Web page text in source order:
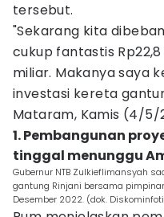
tersebut.
"Sekarang kita
cukup fantastis
miliar. Makanya saya
investasi kereta
Mataram, Kamis (4/5/
1. Pembangunan
tinggal menunggu
Gubernur NTB Zulkieflimansyah
gantung Rinjani bersama pimpinan
Desember 2022. (dok.